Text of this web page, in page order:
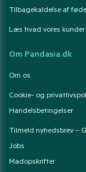
Tilbagekaldelse af
Læs hvad vores
Om Pandasia.dk
Om os
Cookie- og
Handelsbetingelser
Tilmeld nyhedsbrev –
Jobs
Madopskrifter